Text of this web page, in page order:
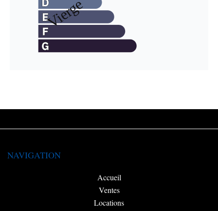
NAVIGATION
Accueil
Ventes
Locations